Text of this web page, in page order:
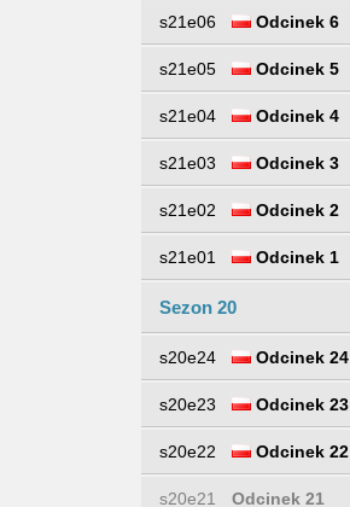
s21e06 Odcinek 6
s21e05 Odcinek 5
s21e04 Odcinek 4
s21e03 Odcinek 3
s21e02 Odcinek 2
s21e01 Odcinek 1
Sezon 20
s20e24 Odcinek 24
s20e23 Odcinek 23
s20e22 Odcinek 22
s20e21 Odcinek 21